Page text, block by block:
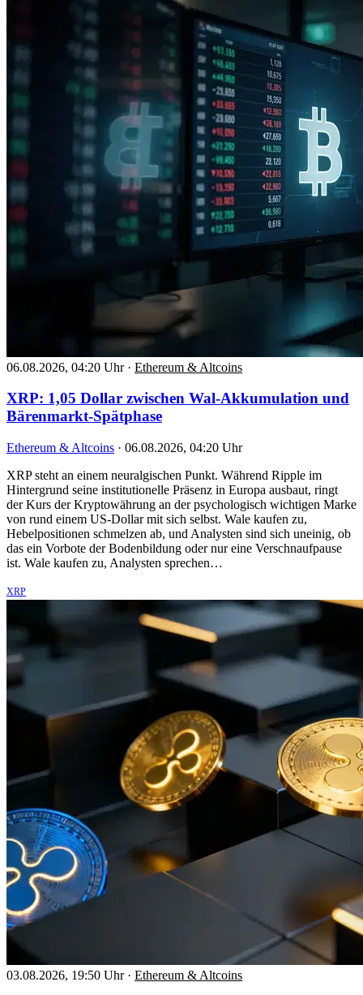
06.08.2026, 04:20 Uhr · Ethereum & Altcoins
XRP: 1,05 Dollar zwischen Wal-Akkumulation und
Bärenmarkt-Spätphase
Ethereum & Altcoins · 06.08.2026, 04:20 Uhr
XRP steht an einem neuralgischen Punkt. Während Ripple im
Hintergrund seine institutionelle Präsenz in Europa ausbaut, ringt
der Kurs der Kryptowährung an der psychologisch wichtigen Marke
von rund einem US-Dollar mit sich selbst. Wale kaufen zu,
Hebelpositionen schmelzen ab, und Analysten sind sich uneinig, ob
das ein Vorbote der Bodenbildung oder nur eine Verschnaufpause
ist. Wale kaufen zu, Analysten sprechen…
XRP
03.08.2026, 19:50 Uhr · Ethereum & Altcoins